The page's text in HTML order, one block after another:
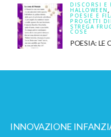
DISCORSI E
HALLOWEEN ,
POESIE E
PROGETTI
STREGA
COSE
POESIA: LE
INNOVAZIONE